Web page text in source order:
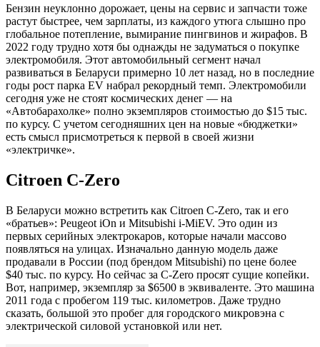
Бензин неуклонно дорожает, цены на сервис и запчасти тоже
растут быстрее, чем зарплаты, из каждого утюга слышно про
глобальное потепление, вымирание пингвинов и жирафов. В
2022 году трудно хотя бы однажды не задуматься о покупке
электромобиля. Этот автомобильный сегмент начал
развиваться в Беларуси примерно 10 лет назад, но в последние
годы рост парка EV набрал рекордный темп. Электромобили
сегодня уже не стоят космических денег — на
«Автобарахолке» полно экземпляров стоимостью до $15 тыс.
по курсу. С учетом сегодняшних цен на новые «бюджетки»
есть смысл присмотреться к первой в своей жизни
«электричке».
Citroen C-Zero
В Беларуси можно встретить как Citroen C-Zero, так и его
«братьев»: Peugeot iOn и Mitsubishi i-MiEV. Это один из
первых серийных электрокаров, которые начали массово
появляться на улицах. Изначально данную модель даже
продавали в России (под брендом Mitsubishi) по цене более
$40 тыс. по курсу. Но сейчас за C-Zero просят сущие копейки.
Вот, например, экземпляр за $6500 в эквиваленте. Это машина
2011 года с пробегом 119 тыс. километров. Даже трудно
сказать, большой это пробег для городского микровэна с
электрической силовой установкой или нет.